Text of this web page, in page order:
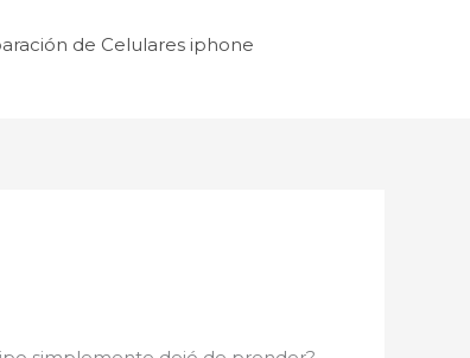
de Celulares iphone